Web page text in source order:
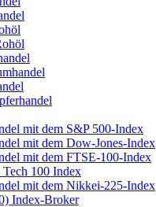
mit dem S&P 500-Index
mit dem Dow-Jones-Index
mit dem FTSE-100-Index
100 Index
mit dem Nikkei-225-Index
Index-Broker